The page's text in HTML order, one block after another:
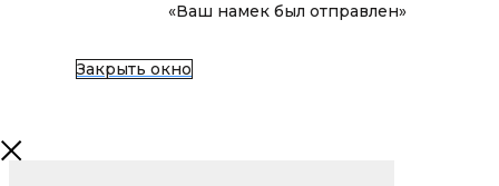
«Ваш намек был отправлен»
Закрыть окно